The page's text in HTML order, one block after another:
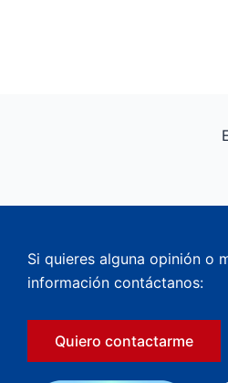
Si quieres alguna opinión o
información contáctanos:
Quiero contactarme